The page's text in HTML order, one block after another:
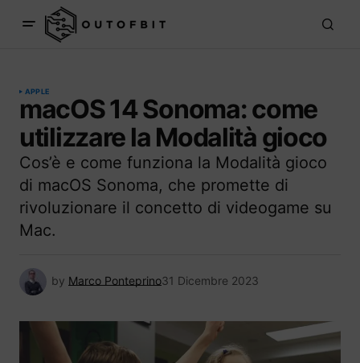
APPLE
macOS 14 Sonoma: come
utilizzare la Modalità gioco
Cos’è e come funziona la Modalità gioco
di macOS Sonoma, che promette di
rivoluzionare il concetto di videogame su
Mac.
by Marco Ponteprino31 Dicembre 2023